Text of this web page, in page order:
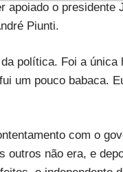
apoiado o
Piunti.
política. Foi a
um pouco babaca.
com o
outros não era, e